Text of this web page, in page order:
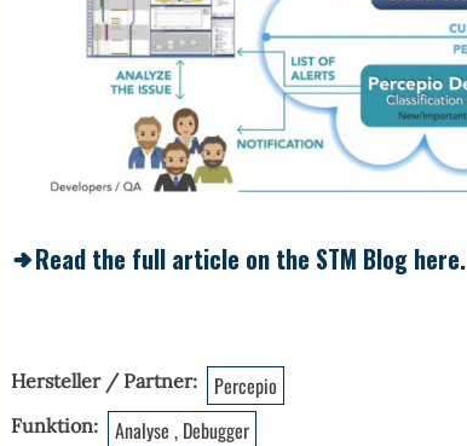
Read the full article on the STM Blog here.
Hersteller / Partner Percepio
Funktion Analyse , Debugger